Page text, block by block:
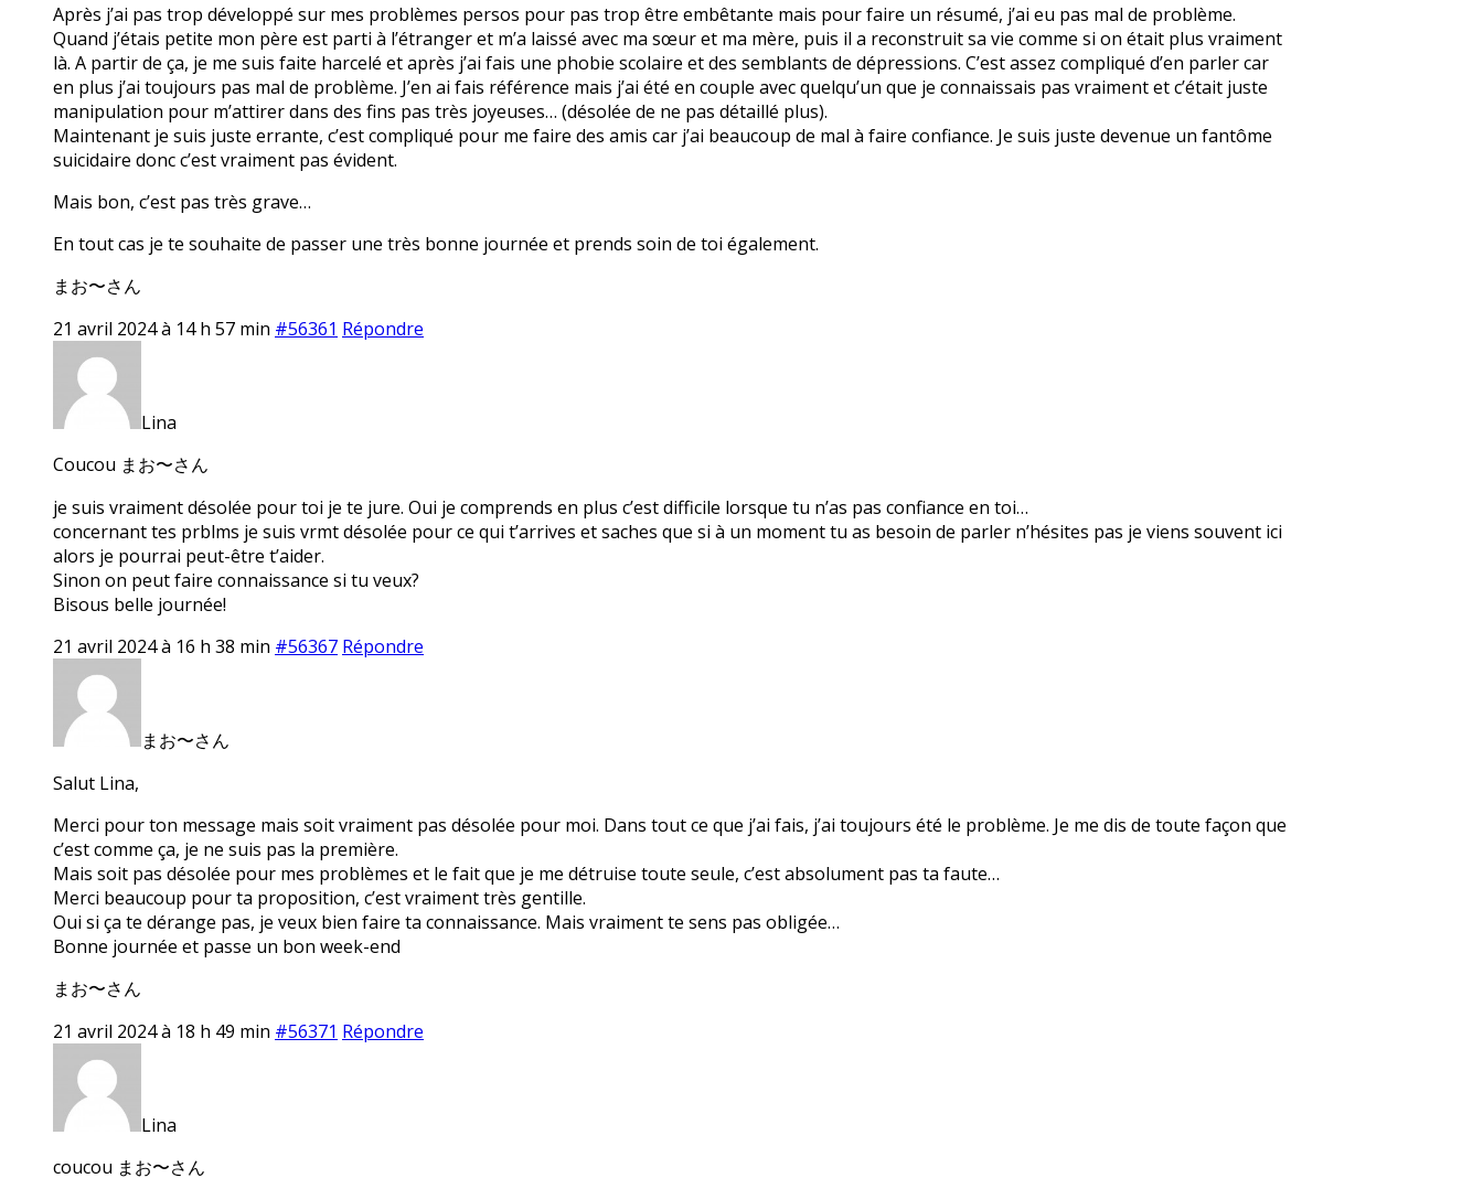
Après j’ai pas trop développé sur mes problèmes persos pour pas trop être embêtante mais pour faire un résumé, j’ai eu pas mal de problème.
Quand j’étais petite mon père est parti à l’étranger et m’a laissé avec ma sœur et ma mère, puis il a reconstruit sa vie comme si on était plus vraiment
là. A partir de ça, je me suis faite harcelé et après j’ai fais une phobie scolaire et des semblants de dépressions. C’est assez compliqué d’en parler car
en plus j’ai toujours pas mal de problème. J’en ai fais référence mais j’ai été en couple avec quelqu’un que je connaissais pas vraiment et c’était juste
manipulation pour m’attirer dans des fins pas très joyeuses… (désolée de ne pas détaillé plus).
Maintenant je suis juste errante, c’est compliqué pour me faire des amis car j’ai beaucoup de mal à faire confiance. Je suis juste devenue un fantôme
suicidaire donc c’est vraiment pas évident.
Mais bon, c’est pas très grave…
En tout cas je te souhaite de passer une très bonne journée et prends soin de toi également.
まお〜さん
21 avril 2024 à 14 h 57 min #56361 Répondre
Lina
Coucou まお〜さん
je suis vraiment désolée pour toi je te jure. Oui je comprends en plus c’est difficile lorsque tu n’as pas confiance en toi…
concernant tes prblms je suis vrmt désolée pour ce qui t’arrives et saches que si à un moment tu as besoin de parler n’hésites pas je viens souvent ici
alors je pourrai peut-être t’aider.
Sinon on peut faire connaissance si tu veux?
Bisous belle journée!
21 avril 2024 à 16 h 38 min #56367 Répondre
まお〜さん
Salut Lina,
Merci pour ton message mais soit vraiment pas désolée pour moi. Dans tout ce que j’ai fais, j’ai toujours été le problème. Je me dis de toute façon que
c’est comme ça, je ne suis pas la première.
Mais soit pas désolée pour mes problèmes et le fait que je me détruise toute seule, c’est absolument pas ta faute…
Merci beaucoup pour ta proposition, c’est vraiment très gentille.
Oui si ça te dérange pas, je veux bien faire ta connaissance. Mais vraiment te sens pas obligée…
Bonne journée et passe un bon week-end
まお〜さん
21 avril 2024 à 18 h 49 min #56371 Répondre
Lina
coucou まお〜さん